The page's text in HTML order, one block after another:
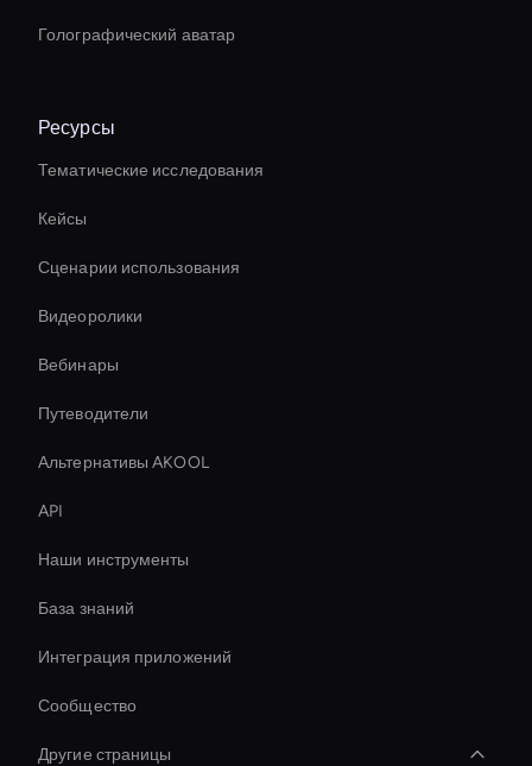
Голографический аватар
Ресурсы
Тематические исследования
Кейсы
Сценарии использования
Видеоролики
Вебинары
Путеводители
Альтернативы AKOOL
API
Наши инструменты
База знаний
Интеграция приложений
Сообщество
Другие страницы